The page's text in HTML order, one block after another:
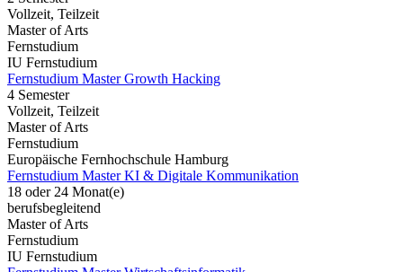
Vollzeit, Teilzeit
Master of Arts
Fernstudium
IU Fernstudium
Fernstudium Master Growth Hacking
4 Semester
Vollzeit, Teilzeit
Master of Arts
Fernstudium
Europäische Fernhochschule Hamburg
Fernstudium Master KI & Digitale Kommunikation
18 oder 24 Monat(e)
berufsbegleitend
Master of Arts
Fernstudium
IU Fernstudium